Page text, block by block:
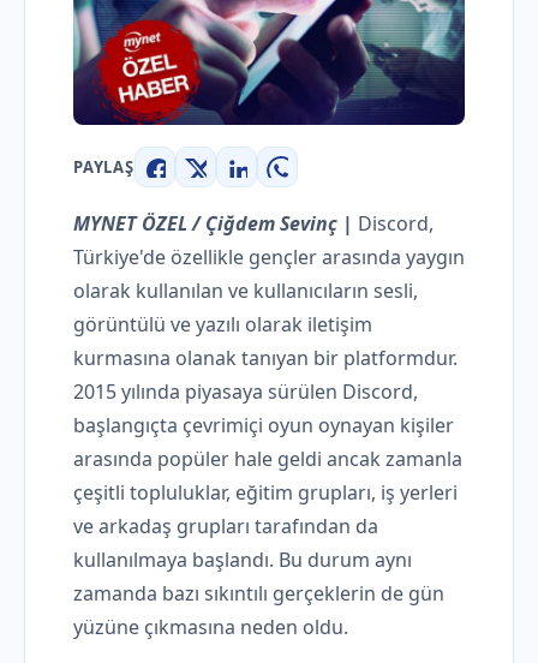
PAYLAŞ
Facebook
X LinkedInWhatsApp
MYNET ÖZEL / Çiğdem Sevinç | Discord,
Türkiye'de özellikle gençler arasında yaygın
olarak kullanılan ve kullanıcıların sesli,
görüntülü ve yazılı olarak iletişim
kurmasına olanak tanıyan bir platformdur.
2015 yılında piyasaya sürülen Discord,
başlangıçta çevrimiçi oyun oynayan kişiler
arasında popüler hale geldi ancak zamanla
çeşitli topluluklar, eğitim grupları, iş yerleri
ve arkadaş grupları tarafından da
kullanılmaya başlandı. Bu durum aynı
zamanda bazı sıkıntılı gerçeklerin de gün
yüzüne çıkmasına neden oldu.